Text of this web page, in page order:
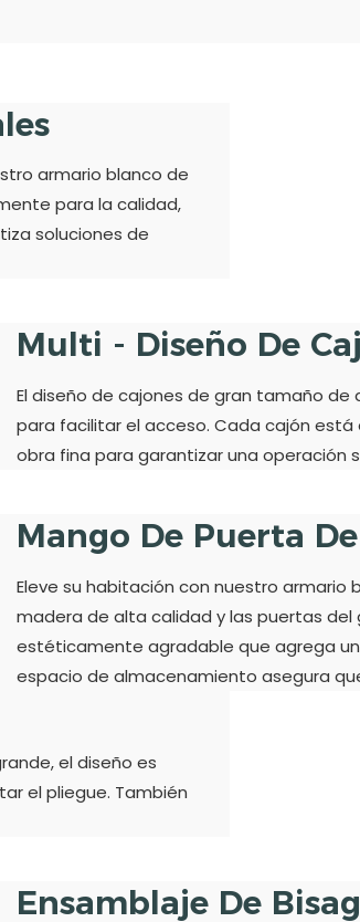
armario blanco de
para la calidad,
soluciones de
Multi - Diseño De
El diseño de cajones de gran tamaño
para facilitar el acceso. Cada cajón
obra fina para garantizar una operación
Mango De Puerta
Eleve su habitación con nuestro armario
madera de alta calidad y las puertas
estéticamente agradable que agrega
espacio de almacenamiento asegura
el diseño es
el pliegue. También
Ensamblaje De